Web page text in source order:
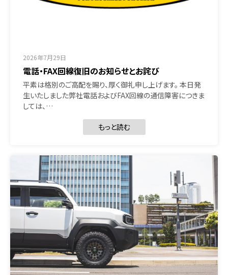
2026年7月29日
電話・FAX回線復旧のお知らせとお詫び
平素は格別のご高配を賜り、厚く御礼申し上げます。 本日発
生いたしました弊社電話およびFAX回線の通信障害につきま
しては、…
もっと読む